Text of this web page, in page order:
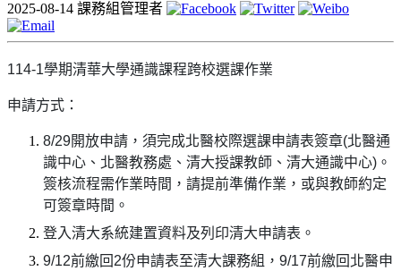
2025-08-14 課務組管理者
114-1學期清華大學通識課程跨校選課作業
申請方式：
8/29開放申請，須完成北醫校際選課申請表簽章(北醫通
識中心、北醫教務處、清大授課教師、清大通識中心)。
簽核流程需作業時間，請提前準備作業，或與教師約定
可簽章時間。
登入清大系統建置資料及列印清大申請表。
9/12前繳回2份申請表至清大課務組，9/17前繳回北醫申